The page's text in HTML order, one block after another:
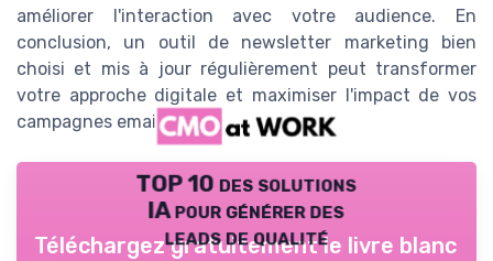
améliorer l'interaction avec votre audience. En
conclusion, un outil de newsletter marketing bien
choisi et mis à jour régulièrement peut transformer
votre approche digitale et maximiser l'impact de vos
campagnes emailing.
TOP 10 des solutions
IA pour générer des
leads de qualité
Téléchargez gratuitement le livre blanc